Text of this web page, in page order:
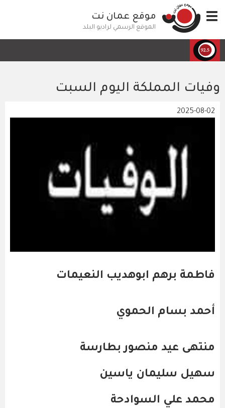
إلى
المحتوى
الرئيسي
Toggle
navigation
موقع عمان نت
الموقع الرسمي لراديو البلد
وفيات المملكة اليوم السبت
2025-08-02
فاطمة برهم ابوهديب النعيمات
أحمد بسام الحموي
منتهى عيد منصور بطارسة
سهيل سليمان ياسين
محمد علي السوادحة